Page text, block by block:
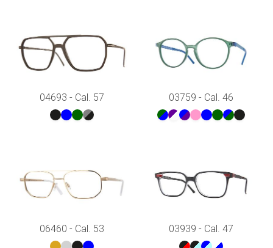
04693 - Cal. 57 03759 - Cal. 46
06460 - Cal. 53 03939 - Cal. 47